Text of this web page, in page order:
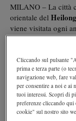
MILANO – La città
orientale del
viene visitata ogni
febbraio, per le
provenienti da ogni
ad un’intera città
diversi giochi di
cubi di ghiaccio,
Songhua.
Alla scoperta
Cliccando sul pulsante
prima e terza parte (o
navigazione web, fare
per consentire a noi e ai
tuoi interessi. Scopri di
preferenze cliccando
cookie" sul nostro sito